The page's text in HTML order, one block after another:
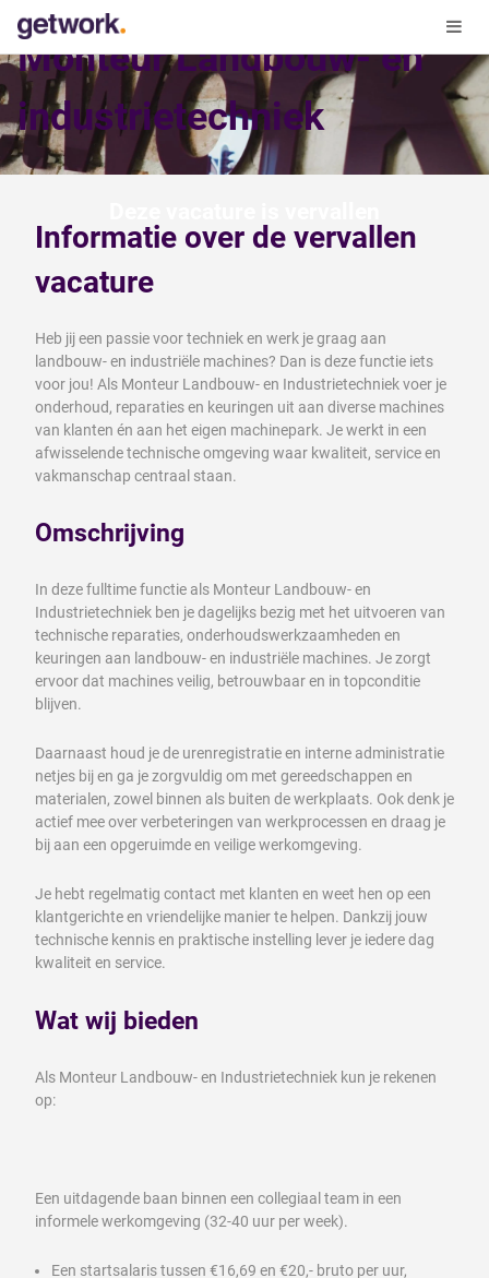
Monteur Landbouw- en
industrietechniek
Informatie over de vervallen
vacature
Heb jij een passie voor techniek en werk je graag aan
landbouw- en industriële machines? Dan is deze functie iets
voor jou! Als Monteur Landbouw- en Industrietechniek voer je
onderhoud, reparaties en keuringen uit aan diverse machines
van klanten én aan het eigen machinepark. Je werkt in een
afwisselende technische omgeving waar kwaliteit, service en
vakmanschap centraal staan.
Omschrijving
In deze fulltime functie als Monteur Landbouw- en
Industrietechniek ben je dagelijks bezig met het uitvoeren van
technische reparaties, onderhoudswerkzaamheden en
keuringen aan landbouw- en industriële machines. Je zorgt
ervoor dat machines veilig, betrouwbaar en in topconditie
blijven.
Daarnaast houd je de urenregistratie en interne administratie
netjes bij en ga je zorgvuldig om met gereedschappen en
materialen, zowel binnen als buiten de werkplaats. Ook denk je
actief mee over verbeteringen van werkprocessen en draag je
bij aan een opgeruimde en veilige werkomgeving.
Je hebt regelmatig contact met klanten en weet hen op een
klantgerichte en vriendelijke manier te helpen. Dankzij jouw
technische kennis en praktische instelling lever je iedere dag
kwaliteit en service.
Wat wij bieden
Als Monteur Landbouw- en Industrietechniek kun je rekenen
op:
Een uitdagende baan binnen een collegiaal team in een
informele werkomgeving (32-40 uur per week).
Een startsalaris tussen €16,69 en €20,- bruto per uur,